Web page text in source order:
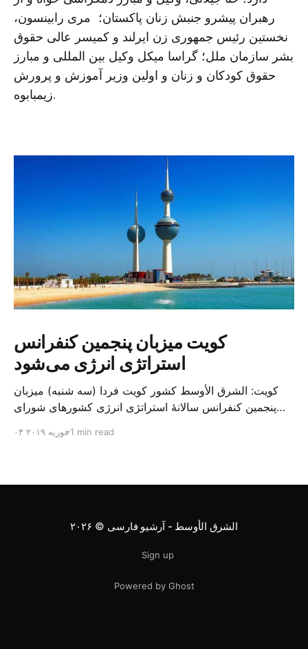
رهبران پیشرو جنبش زنان پاکستان؛ مری رابینسون،
نخستین رئیس جمهوری زن ایرلند و کمیسر عالی حقوق
بشر سازمان ملل؛ گراسا میکل وکیل بین المللی و مبارز
حقوق کودکان و زنان و اولین وزیر آموزش و پرورش
زیمبابوه.
کویت میزبان پنجمین کنفرانس
استراتژی انرژی می‌شود
کویت: الشرق الأوسط کشور کویت فردا (سه شنبه) میزبان
پنجمین کنفرانس سالانهٔ استراتژی انرژی کشورهای شورای
متخصص از شرکت‌های جهانی نفت و گاز در این کنفرانس
۰۴ فوریه ۲۰۱۹1 min read
الشرق الأوسط - آرشیو فارسی © ۲۰۲۶
Sign up
Powered by Ghost